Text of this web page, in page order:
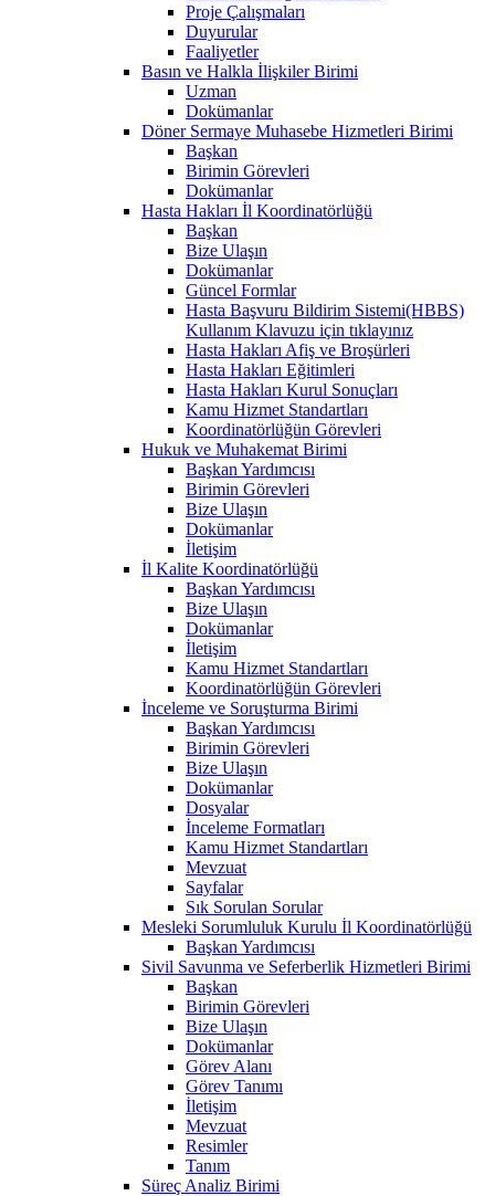
Proje Çalışmaları
Duyurular
Faaliyetler
Basın ve Halkla İlişkiler Birimi
Uzman
Dokümanlar
Döner Sermaye Muhasebe Hizmetleri Birimi
Başkan
Birimin Görevleri
Dokümanlar
Hasta Hakları İl Koordinatörlüğü
Başkan
Bize Ulaşın
Dokümanlar
Güncel Formlar
Hasta Başvuru Bildirim Sistemi(HBBS)
Kullanım Klavuzu için tıklayınız
Hasta Hakları Afiş ve Broşürleri
Hasta Hakları Eğitimleri
Hasta Hakları Kurul Sonuçları
Kamu Hizmet Standartları
Koordinatörlüğün Görevleri
Hukuk ve Muhakemat Birimi
Başkan Yardımcısı
Birimin Görevleri
Bize Ulaşın
Dokümanlar
İletişim
İl Kalite Koordinatörlüğü
Başkan Yardımcısı
Bize Ulaşın
Dokümanlar
İletişim
Kamu Hizmet Standartları
Koordinatörlüğün Görevleri
İnceleme ve Soruşturma Birimi
Başkan Yardımcısı
Birimin Görevleri
Bize Ulaşın
Dokümanlar
Dosyalar
İnceleme Formatları
Kamu Hizmet Standartları
Mevzuat
Sayfalar
Sık Sorulan Sorular
Mesleki Sorumluluk Kurulu İl Koordinatörlüğü
Başkan Yardımcısı
Sivil Savunma ve Seferberlik Hizmetleri Birimi
Başkan
Birimin Görevleri
Bize Ulaşın
Dokümanlar
Görev Alanı
Görev Tanımı
İletişim
Mevzuat
Resimler
Tanım
Süreç Analiz Birimi